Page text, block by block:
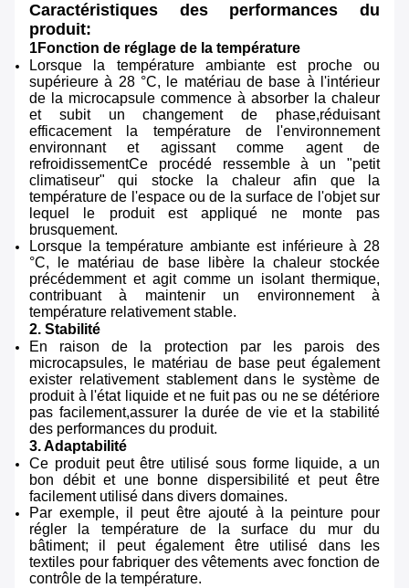
Caractéristiques des performances du
produit:
1Fonction de réglage de la température
Lorsque la température ambiante est proche ou
supérieure à 28 °C, le matériau de base à l'intérieur
de la microcapsule commence à absorber la chaleur
et subit un changement de phase,réduisant
efficacement la température de l'environnement
environnant et agissant comme agent de
refroidissementCe procédé ressemble à un "petit
climatiseur" qui stocke la chaleur afin que la
température de l'espace ou de la surface de l'objet sur
lequel le produit est appliqué ne monte pas
brusquement.
Lorsque la température ambiante est inférieure à 28
°C, le matériau de base libère la chaleur stockée
précédemment et agit comme un isolant thermique,
contribuant à maintenir un environnement à
température relativement stable.
2. Stabilité
En raison de la protection par les parois des
microcapsules, le matériau de base peut également
exister relativement stablement dans le système de
produit à l'état liquide et ne fuit pas ou ne se détériore
pas facilement,assurer la durée de vie et la stabilité
des performances du produit.
3. Adaptabilité
Ce produit peut être utilisé sous forme liquide, a un
bon débit et une bonne dispersibilité et peut être
facilement utilisé dans divers domaines.
Par exemple, il peut être ajouté à la peinture pour
régler la température de la surface du mur du
bâtiment; il peut également être utilisé dans les
textiles pour fabriquer des vêtements avec fonction de
contrôle de la température.